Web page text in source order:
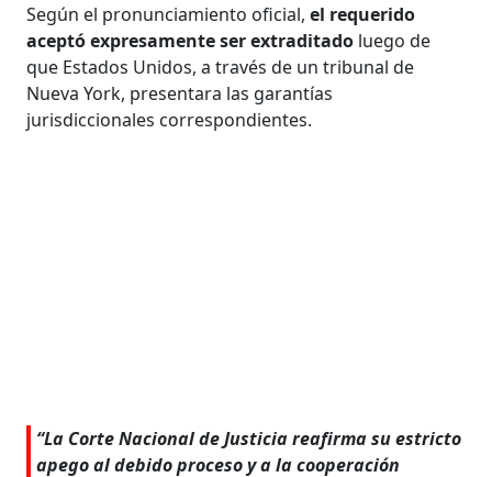
Según el pronunciamiento oficial,el requerido
aceptó expresamente ser extraditado luego de
que Estados Unidos, a través de un tribunal de
Nueva York, presentara las garantías
jurisdiccionales correspondientes.
“La Corte Nacional de Justicia reafirma su estricto
apego al debido proceso y a la cooperación